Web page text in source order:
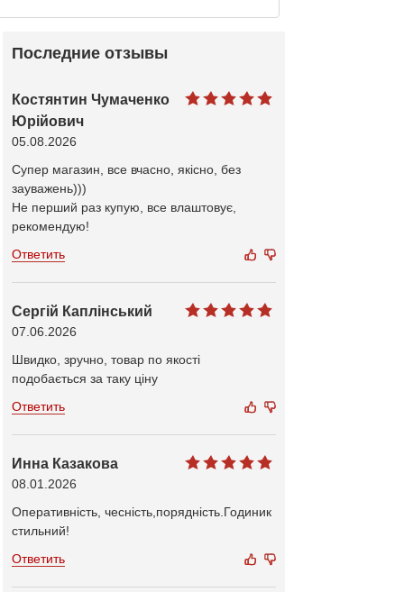
Последние отзывы
Костянтин Чумаченко
Юрійович
05.08.2026
Супер магазин, все вчасно, якісно, без
зауважень)))
Не перший раз купую, все влаштовує,
рекомендую!
Ответить
Сергій Каплінський
07.06.2026
Швидко, зручно, товар по якості
подобається за таку ціну
Ответить
Инна Казакова
08.01.2026
Оперативність, чесність,порядність.Годиник
стильний!
Ответить